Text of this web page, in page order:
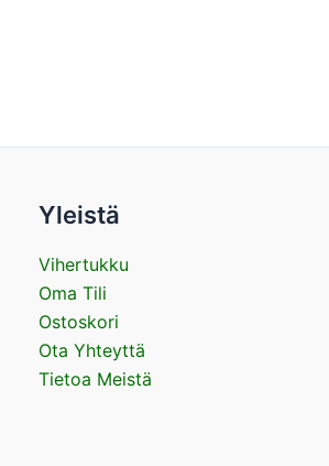
Yleistä
Vihertukku
Oma Tili
Ostoskori
Ota Yhteyttä
Tietoa Meistä